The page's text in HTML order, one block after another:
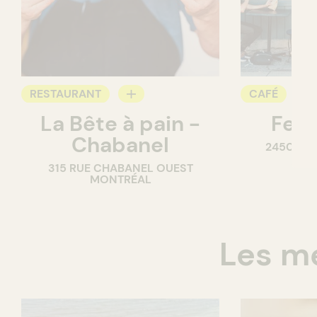
RESTAURANT
CAFÉ
PÂTISSERIE
BOULANGERIE
La Bête à pain -
Chabanel
315 RUE CHABANEL OUEST
MONTRÉAL
CAFÉ
PÂTISSERIE
2450 RUE
Les